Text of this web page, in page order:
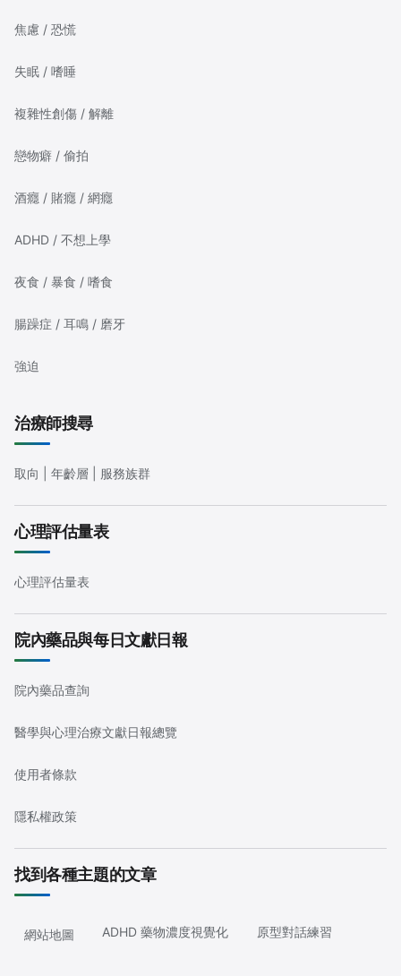
焦慮 / 恐慌
失眠 / 嗜睡
複雜性創傷 / 解離
戀物癖 / 偷拍
酒癮 / 賭癮 / 網癮
ADHD / 不想上學
夜食 / 暴食 / 嗜食
腸躁症 / 耳鳴 / 磨牙
強迫
治療師搜尋
取向 | 年齡層 | 服務族群
心理評估量表
心理評估量表
院內藥品與每日文獻日報
院內藥品查詢
醫學與心理治療文獻日報總覽
使用者條款
隱私權政策
找到各種主題的文章
網站地圖 ADHD 藥物濃度視覺化 原型對話練習